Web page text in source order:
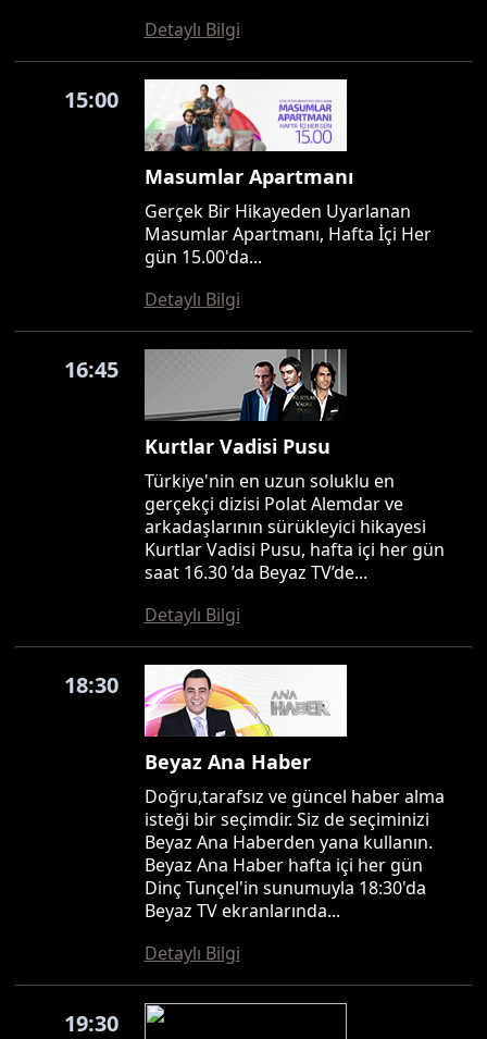
Detaylı Bilgi
15:00
Masumlar Apartmanı
Gerçek Bir Hikayeden Uyarlanan
Masumlar Apartmanı, Hafta İçi Her
gün 15.00'da...
Detaylı Bilgi
16:45
Kurtlar Vadisi Pusu
Türkiye'nin en uzun soluklu en
gerçekçi dizisi Polat Alemdar ve
arkadaşlarının sürükleyici hikayesi
Kurtlar Vadisi Pusu, hafta içi her gün
saat 16.30 ’da Beyaz TV’de...
Detaylı Bilgi
18:30
Beyaz Ana Haber
Doğru,tarafsız ve güncel haber alma
isteği bir seçimdir. Siz de seçiminizi
Beyaz Ana Haberden yana kullanın.
Beyaz Ana Haber hafta içi her gün
Dinç Tunçel'in sunumuyla 18:30'da
Beyaz TV ekranlarında...
Detaylı Bilgi
19:30